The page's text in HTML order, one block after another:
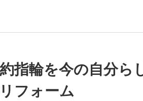
指輪を今の自分ら
フォーム